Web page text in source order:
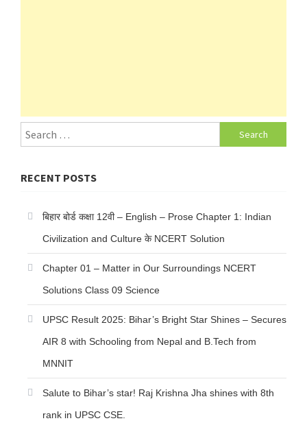
Search
for:
RECENT POSTS
बिहार बोर्ड कक्षा 12वी – English – Prose Chapter 1: Indian
Civilization and Culture के NCERT Solution
Chapter 01 – Matter in Our Surroundings NCERT
Solutions Class 09 Science
UPSC Result 2025: Bihar’s Bright Star Shines – Secures
AIR 8 with Schooling from Nepal and B.Tech from
MNNIT
Salute to Bihar’s star! Raj Krishna Jha shines with 8th
rank in UPSC CSE.